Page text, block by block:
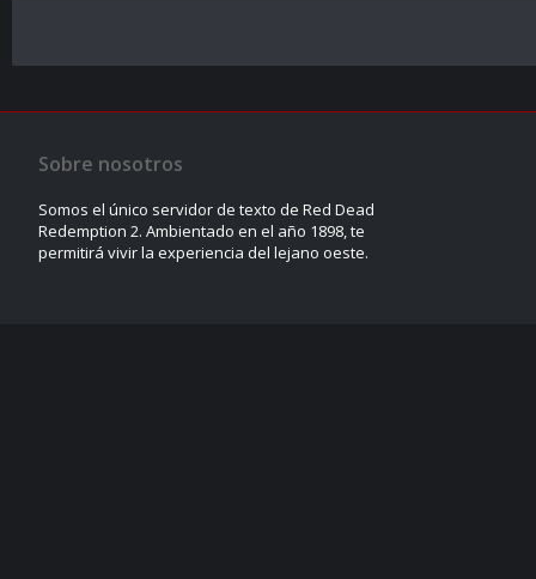
Sobre nosotros
Somos el único servidor de texto de Red Dead
Redemption 2. Ambientado en el año 1898, te
permitirá vivir la experiencia del lejano oeste.